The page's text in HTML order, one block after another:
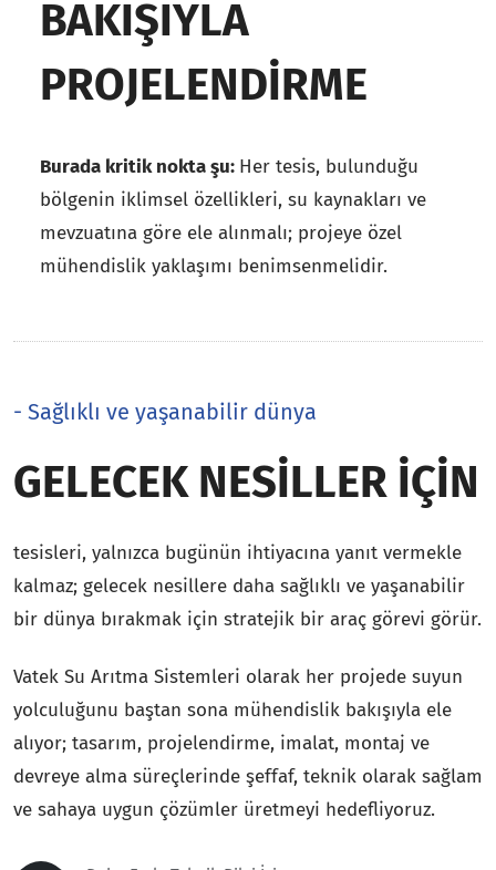
BAKIŞIYLA
PROJELENDIRME
Burada kritik nokta şu: Her tesis, bulunduğu
bölgenin iklimsel özellikleri, su kaynakları ve
mevzuatına göre ele alınmalı; projeye özel
mühendislik yaklaşımı benimsenmelidir.
- Sağlıklı ve yaşanabilir dünya
GELECEK NESILLER İÇIN
tesisleri, yalnızca bugünün ihtiyacına yanıt vermekle
kalmaz; gelecek nesillere daha sağlıklı ve yaşanabilir
bir dünya bırakmak için stratejik bir araç görevi görür.
Vatek Su Arıtma Sistemleri olarak her projede suyun
yolculuğunu baştan sona mühendislik bakışıyla ele
alıyor; tasarım, projelendirme, imalat, montaj ve
devreye alma süreçlerinde şeffaf, teknik olarak sağlam
ve sahaya uygun çözümler üretmeyi hedefliyoruz.